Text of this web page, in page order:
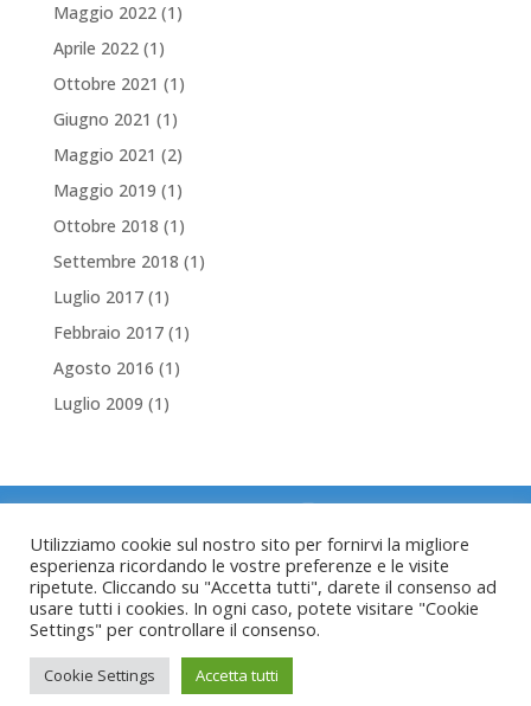
Maggio 2022(1)
Aprile 2022(1)
Ottobre 2021 (1)
Giugno 2021 (1)
Maggio 2021 (2)
Maggio 2019 (1)
Ottobre 2018 (1)
Settembre 2018 (1)
Luglio 2017(1)
Febbraio 2017(1)
Agosto 2016 (1)
Luglio 2009 (1)
Copyright © 2022 Servizio Trasporto Infermi
del Tesino
Via Don Narciso Sordo 2/d
E-mail: info@stitesino.it| fax: 0461 593388 |
emergenze : 112
privacy policy|trasparenza
Utilizziamo cookie sul nostro sito per fornirvi la migliore
esperienza ricordando le vostre preferenze e le visite
ripetute. Cliccando su "Accetta tutti", darete il consenso ad
usare tutti i cookies. In ogni caso, potete visitare "Cookie
Settings" per controllare il consenso.
Cookie Settings Accetta tutti